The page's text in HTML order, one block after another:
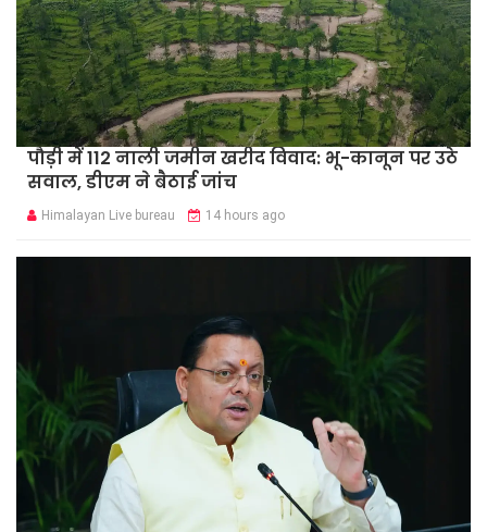
पौड़ी में 112 नाली जमीन खरीद विवाद: भू-कानून पर उठे
सवाल, डीएम ने बैठाई जांच
Himalayan Live bureau 14 hours ago